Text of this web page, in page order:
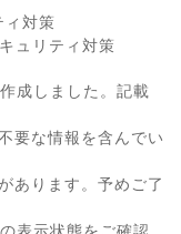
ィ対策
ュリティ対策
成しました。記載
要な情報を含んでい
あります。予めご了